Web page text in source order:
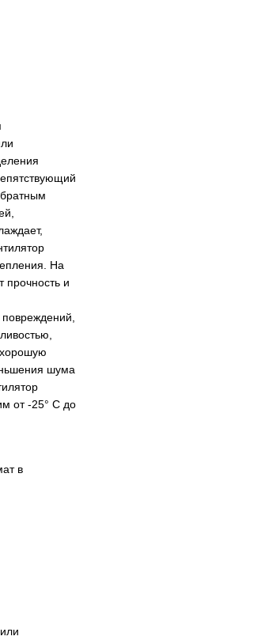
На
прочность и
хорошую
шума
от -25° C до
в